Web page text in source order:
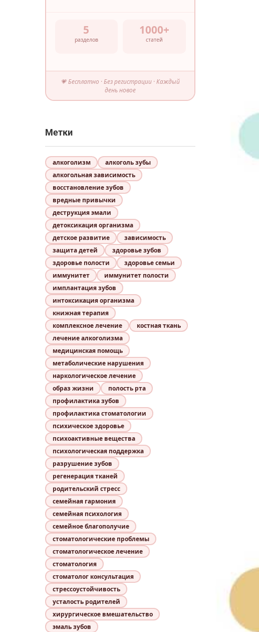
5
разделов
1000+
статей
💗 Бесплатно · Без регистрации · Каждый
день новое
Метки
алкоголизм
алкоголь зубы
алкогольная зависимость
восстановление зубов
вредные привычки
деструкция эмали
детоксикация организма
детское развитие
зависимость
защита детей
здоровье зубов
здоровье полости
здоровье семьи
иммунитет
иммунитет полости
имплантация зубов
интоксикация организма
книжная терапия
комплексное лечение
костная ткань
лечение алкоголизма
медицинская помощь
метаболические нарушения
наркологическое лечение
образ жизни
полость рта
профилактика зубов
профилактика стоматологии
психическое здоровье
психоактивные вещества
психологическая поддержка
разрушение зубов
регенерация тканей
родительский стресс
семейная гармония
семейная психология
семейное благополучие
стоматологические проблемы
стоматологическое лечение
стоматология
стоматолог консультация
стрессоустойчивость
усталость родителей
хирургическое вмешательство
эмаль зубов